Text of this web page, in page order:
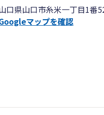
口県山口市糸米一丁目1番
マップを確認